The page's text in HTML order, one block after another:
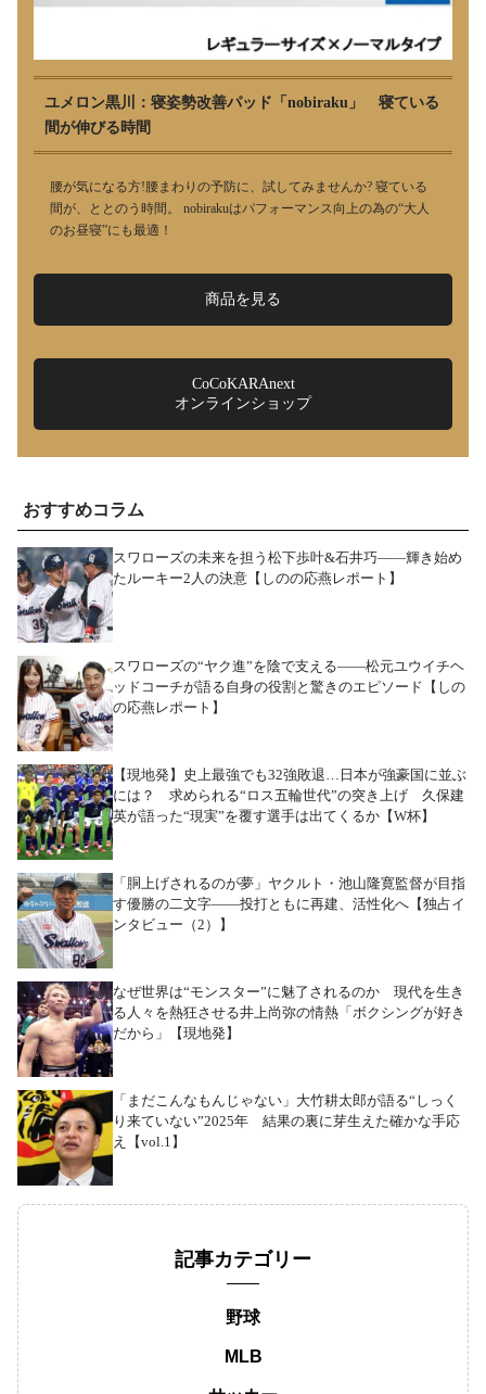
ユメロン黒川：寝姿勢改善パッド「nobiraku」 寝ている
間が伸びる時間
腰が気になる方!腰まわりの予防に、試してみませんか? 寝ている
間が、ととのう時間。 nobirakuはパフォーマンス向上の為の“大人
のお昼寝”にも最適！
商品を見る
CoCoKARAnext
オンラインショップ
おすすめコラム
スワローズの未来を担う松下歩叶&石井巧――輝き始め
たルーキー2人の決意【しのの応燕レポート】
スワローズの“ヤク進”を陰で支える――松元ユウイチヘ
ッドコーチが語る自身の役割と驚きのエピソード【しの
の応燕レポート】
【現地発】史上最強でも32強敗退…日本が強豪国に並ぶ
には？ 求められる“ロス五輪世代”の突き上げ 久保建
英が語った“現実”を覆す選手は出てくるか【W杯】
「胴上げされるのが夢」ヤクルト・池山隆寛監督が目指
す優勝の二文字――投打ともに再建、活性化へ【独占イ
ンタビュー（2）】
なぜ世界は“モンスター”に魅了されるのか 現代を生き
る人々を熱狂させる井上尚弥の情熱「ボクシングが好き
だから」【現地発】
「まだこんなもんじゃない」大竹耕太郎が語る“しっく
り来ていない”2025年 結果の裏に芽生えた確かな手応
え【vol.1】
記事カテゴリー
野球
MLB